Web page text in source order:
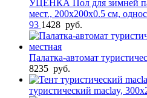
УЦЕНКА Пол для зимней
мест., 200х200х0.5 см,
93 1428 руб.
Палатка-автомат
8235 руб.
туристический maclay,